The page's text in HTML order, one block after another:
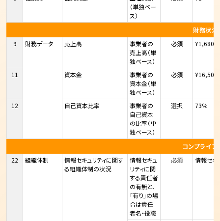
（単独ベー
ス）
財務状況
9
財務データ 売上高
事業者の
売上高（単
独ベース）
必須
11 資本金
事業者の
資本金（単
独ベース）
必須
12 自己資本比率
事業者の
自己資本
の比率（単
独ベース）
選択 73％
コンプライア
22
組織体制
情報セキュリティに関す
る組織体制の状況
情報セキュ
リティに関
する責任者
の有無と、
「有り」の場
合は責任
者名・役職
必須 情報セキ